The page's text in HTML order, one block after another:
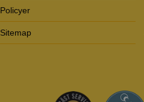
Policyer
Sitemap